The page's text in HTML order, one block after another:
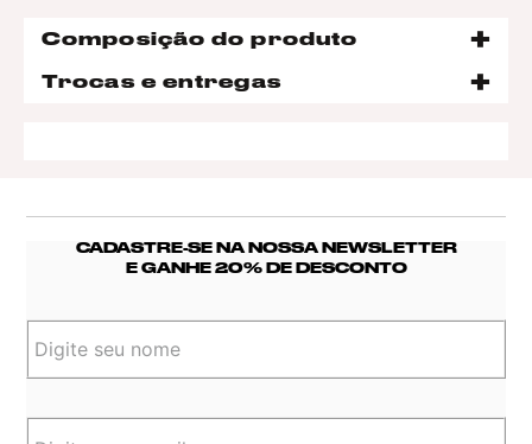
Composição do produto
Trocas e entregas
CADASTRE-SE NA NOSSA NEWSLETTER
E GANHE 20% DE DESCONTO